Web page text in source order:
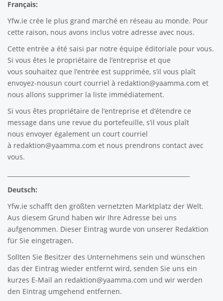
Français:
Yfw.ie crée le plus grand marché en réseau au monde. Pour
cette raison, nous avons inclus votre adresse avec nous.
Cette entrée a été saisi par notre équipe éditoriale pour vous.
Si vous êtes le propriétaire de l’entreprise et que
vous souhaitez que l’entrée est supprimée, s’il vous plaît
envoyez-nousun court courriel à redaktion@yaamma.com et
nous allons supprimer la liste immédiatement.
Si vous êtes propriétaire de l’entreprise et d’étendre ce
message dans une revue du portefeuille, s’il vous plaît
nous envoyer également un court courriel
à redaktion@yaamma.com et nous prendrons contact avec
vous.
Deutsch:
Yfw.ie schafft den größten vernetzten Marktplatz der Welt.
Aus diesem Grund haben wir Ihre Adresse bei uns
aufgenommen. Dieser Eintrag wurde von unserer Redaktion
für Sie eingetragen.
Sollten Sie Besitzer des Unternehmens sein und wünschen
das der Eintrag wieder entfernt wird, senden Sie uns ein
kurzes E-Mail an redaktion@yaamma.com und wir werden
den Eintrag umgehend entfernen.